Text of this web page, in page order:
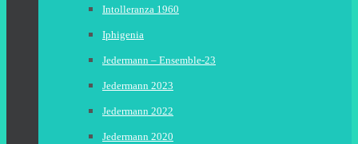
Intolleranza 1960
Iphigenia
Jedermann – Ensemble-23
Jedermann 2023
Jedermann 2022
Jedermann 2020